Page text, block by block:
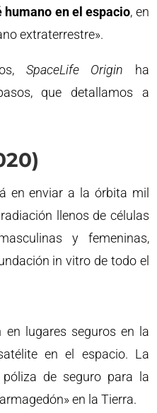
humano en el espacio, en
extraterrestre».
SpaceLife Origin ha
que detallamos a
en enviar a la órbita mil
llenos de células
y femeninas,
in vitro de todo el
lugares seguros en la
en el espacio. La
de seguro para la
en la Tierra.